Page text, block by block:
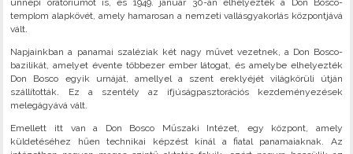
ünnepi oratóriumot is, és 1949. január 30-án elhelyezték a Don Bosco-
templom alapkövét, amely hamarosan a nemzeti vallásgyakorlás központjává
vált.
Napjainkban a panamai szaléziak két nagy művet vezetnek, a Don Bosco-
bazilikát, amelyet évente többezer ember látogat, és amelybe elhelyezték
Don Bosco egyik urnáját, amellyel a szent ereklyéjét világkörüli útján
szállították. Ez a szentély az ifjúságpasztorációs kezdeményezések
melegágyává vált.
Emellett itt van a Don Bosco Műszaki Intézet, egy központ, amely
küldetéséhez hűen technikai képzést kínál a fiatal panamaiaknak. Az